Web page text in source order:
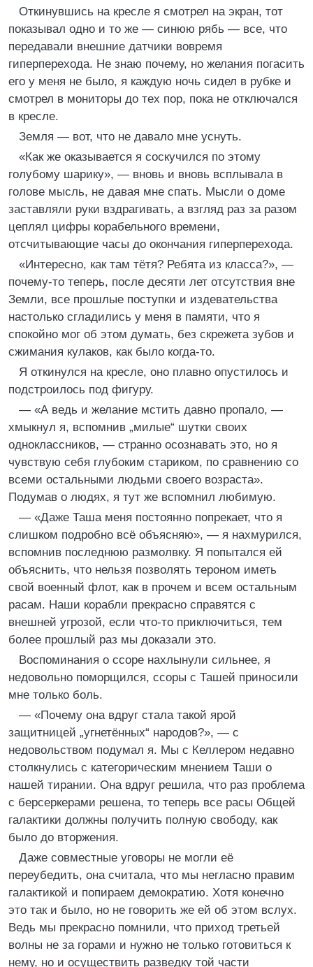
Откинувшись на кресле я смотрел на экран, тот
показывал одно и то же — синюю рябь — все, что
передавали внешние датчики вовремя
гиперперехода. Не знаю почему, но желания погасить
его у меня не было, я каждую ночь сидел в рубке и
смотрел в мониторы до тех пор, пока не отключался
в кресле.
Земля — вот, что не давало мне уснуть.
«Как же оказывается я соскучился по этому
голубому шарику», — вновь и вновь всплывала в
голове мысль, не давая мне спать. Мысли о доме
заставляли руки вздрагивать, а взгляд раз за разом
цеплял цифры корабельного времени,
отсчитывающие часы до окончания гиперперехода.
«Интересно, как там тётя? Ребята из класса?», —
почему‑то теперь, после десяти лет отсутствия вне
Земли, все прошлые поступки и издевательства
настолько сгладились у меня в памяти, что я
спокойно мог об этом думать, без скрежета зубов и
сжимания кулаков, как было когда‑то.
Я откинулся на кресле, оно плавно опустилось и
подстроилось под фигуру.
— «А ведь и желание мстить давно пропало, —
хмыкнул я, вспомнив „милые“ шутки своих
одноклассников, — странно осознавать это, но я
чувствую себя глубоким стариком, по сравнению со
всеми остальными людьми своего возраста».
Подумав о людях, я тут же вспомнил любимую.
— «Даже Таша меня постоянно попрекает, что я
слишком подробно всё объясняю», — я нахмурился,
вспомнив последнюю размолвку. Я попытался ей
объяснить, что нельзя позволять тероном иметь
свой военный флот, как в прочем и всем остальным
расам. Наши корабли прекрасно справятся с
внешней угрозой, если что‑то приключиться, тем
более прошлый раз мы доказали это.
Воспоминания о ссоре нахлынули сильнее, я
недовольно поморщился, ссоры с Ташей приносили
мне только боль.
— «Почему она вдруг стала такой ярой
защитницей „угнетённых“ народов?», — с
недовольством подумал я. Мы с Келлером недавно
столкнулись с категорическим мнением Таши о
нашей тирании. Она вдруг решила, что раз проблема
с берсеркерами решена, то теперь все расы Общей
галактики должны получить полную свободу, как
было до вторжения.
Даже совместные уговоры не могли её
переубедить, она считала, что мы негласно правим
галактикой и попираем демократию. Хотя конечно
это так и было, но не говорить же ей об этом вслух.
Ведь мы прекрасно помнили, что приход третьей
волны не за горами и нужно не только готовиться к
нему, но и осуществить разведку той части